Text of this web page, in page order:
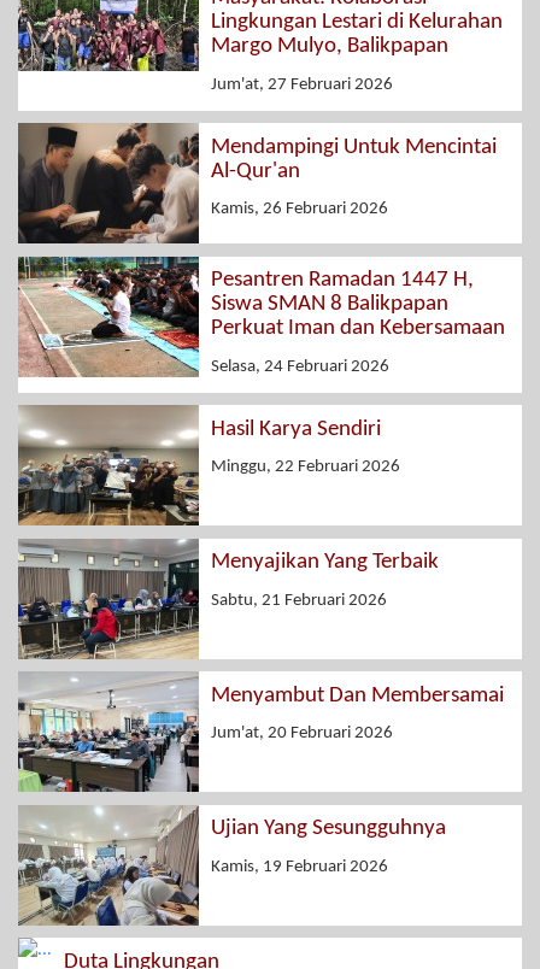
Lingkungan Lestari di Kelurahan
Margo Mulyo, Balikpapan
Jum'at, 27 Februari 2026
Mendampingi Untuk Mencintai
Al-Qur'an
Kamis, 26 Februari 2026
Pesantren Ramadan 1447 H,
Siswa SMAN 8 Balikpapan
Perkuat Iman dan Kebersamaan
Selasa, 24 Februari 2026
Hasil Karya Sendiri
Minggu, 22 Februari 2026
Menyajikan Yang Terbaik
Sabtu, 21 Februari 2026
Menyambut Dan Membersamai
Jum'at, 20 Februari 2026
Ujian Yang Sesungguhnya
Kamis, 19 Februari 2026
Duta Lingkungan